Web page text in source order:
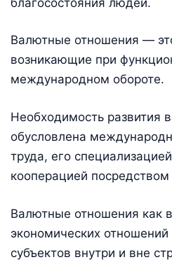
Валютные отношения —
возникающие при
международном обороте.
Необходимость развития
обусловлена
труда, его
кооперацией
Валютные отношения как
экономических
субъектов внутри и вне